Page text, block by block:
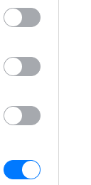
Ρεκόρ
Ταξιδιώτες στα